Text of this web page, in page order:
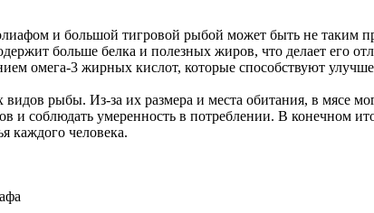
и большой тигровой рыбой может быть не таким
больше белка и полезных жиров, что делает его
омега-3 жирных кислот, которые способствуют
рыбы. Из-за их размера и места обитания, в мясе
соблюдать умеренность в потреблении. В конечном
каждого человека.